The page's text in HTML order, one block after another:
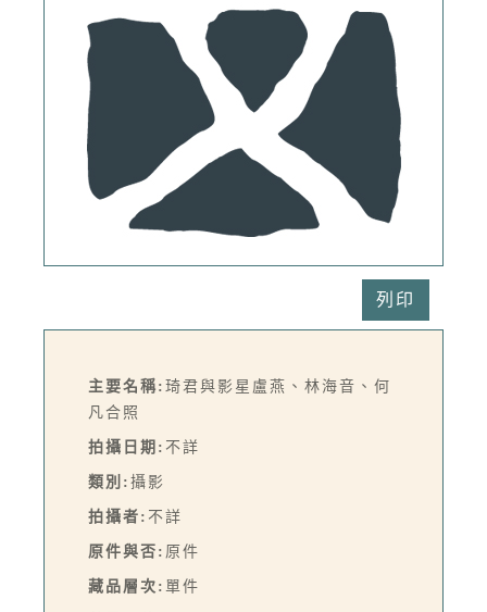
列印
主要名稱: 琦君與影星盧燕、林海音、何
凡合照
拍攝日期: 不詳
類別: 攝影
拍攝者: 不詳
原件與否: 原件
藏品層次: 單件